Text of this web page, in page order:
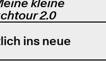
2.0
ins neue